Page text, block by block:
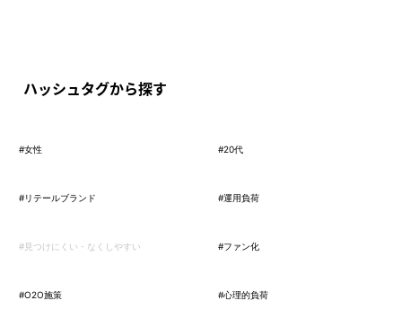
ハッシュタグから探す
#女性 #20代
#リテールブランド #運用負荷
#見つけにくい・なくしやすい #ファン化
#O2O施策 #心理的負荷